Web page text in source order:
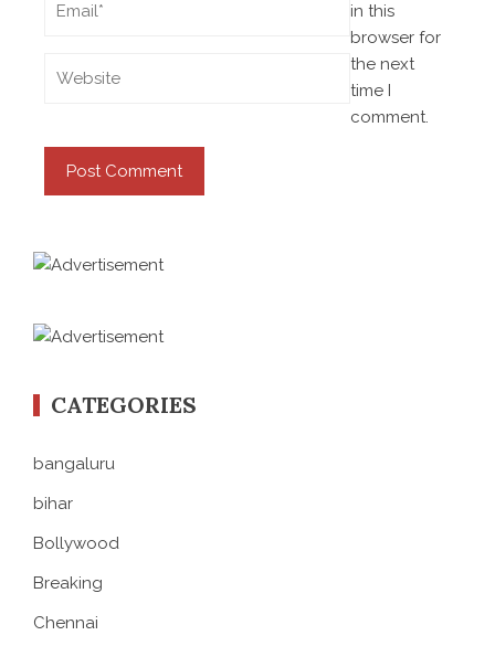
in this
browser for
the next
time I
comment.
CATEGORIES
bangaluru
bihar
Bollywood
Breaking
Chennai